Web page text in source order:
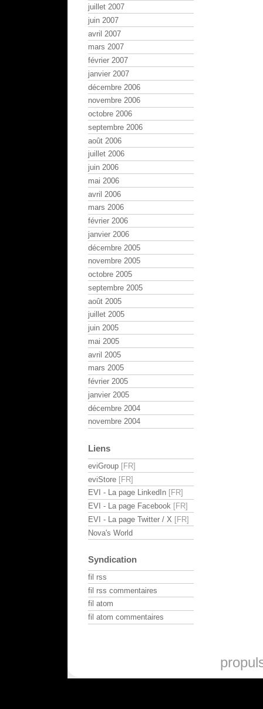
juillet 2007
juin 2007
avril 2007
mars 2007
février 2007
janvier 2007
décembre 2006
novembre 2006
octobre 2006
septembre 2006
août 2006
juillet 2006
juin 2006
mai 2006
avril 2006
mars 2006
février 2006
janvier 2006
décembre 2005
novembre 2005
octobre 2005
septembre 2005
août 2005
juillet 2005
juin 2005
mai 2005
avril 2005
mars 2005
février 2005
janvier 2005
décembre 2004
novembre 2004
Liens
eviGroup
eviStore
EVI - La page LinkedIn
EVI - La page Facebook
EVI - La page Twitter / X
Nova's World
Syndication
fil rss
fil rss commentaires
fil atom
fil atom commentaires